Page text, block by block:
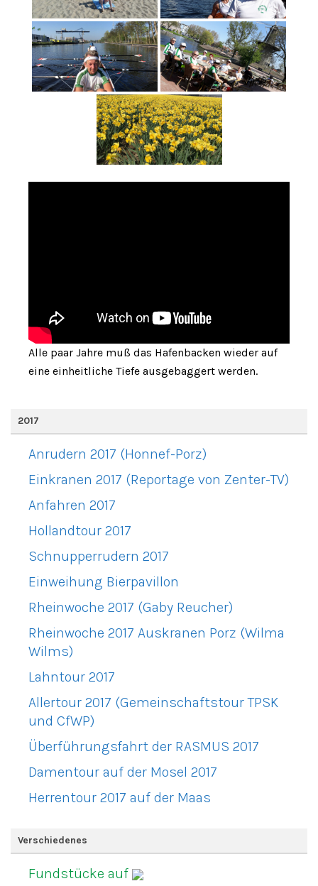
Alle paar Jahre muß das Hafenbacken wieder auf
eine einheitliche Tiefe ausgebaggert werden.
2017
Anrudern 2017 (Honnef-Porz)
Einkranen 2017 (Reportage von Zenter-TV)
Anfahren 2017
Hollandtour 2017
Schnupperrudern 2017
Einweihung Bierpavillon
Rheinwoche 2017 (Gaby Reucher)
Rheinwoche 2017 Auskranen Porz (Wilma
Wilms)
Lahntour 2017
Allertour 2017 (Gemeinschaftstour TPSK
und CfWP)
Überführungsfahrt der RASMUS 2017
Damentour auf der Mosel 2017
Herrentour 2017 auf der Maas
Verschiedenes
Fundstücke auf